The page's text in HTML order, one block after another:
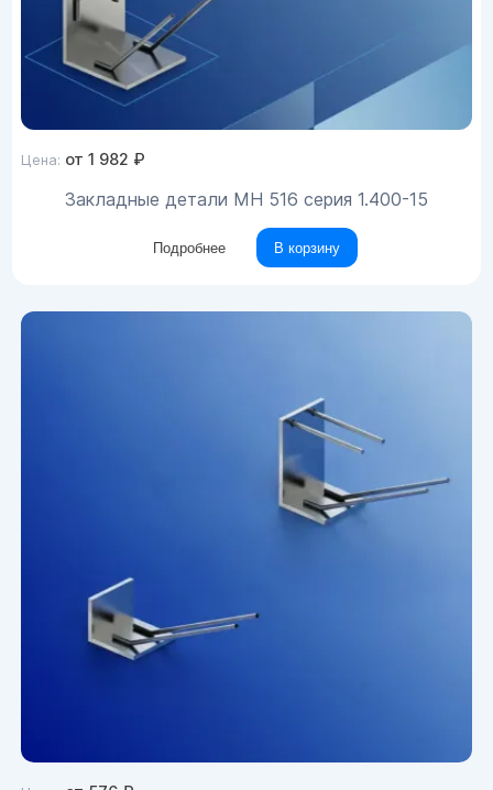
Цена: от1 982 ₽
Закладные детали МН 516 серия 1.400-15
Подробнее В корзину